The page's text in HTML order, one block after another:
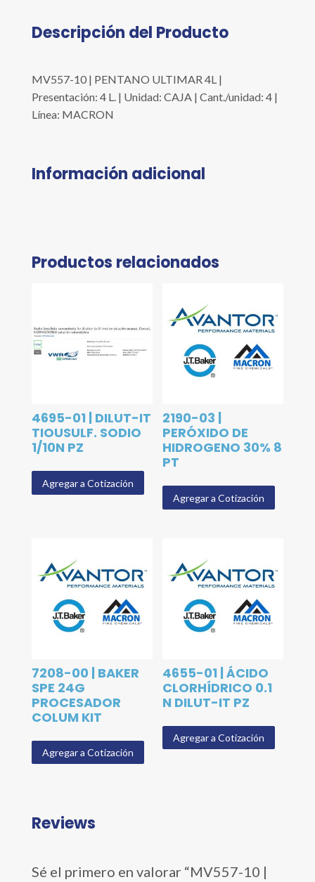
Descripción del Producto
MV557-10 | PENTANO ULTIMAR 4L |
Presentación: 4 L. | Unidad: CAJA | Cant./unidad: 4 |
Línea: MACRON
Información adicional
Productos relacionados
4695-01 | DILUT-IT
TIOUSULF. SODIO
1/10N PZ
Agregar a Cotización
2190-03 |
PERÓXIDO DE
HIDROGENO 30% 8
PT
Agregar a Cotización
7208-00 | BAKER
SPE 24G
PROCESADOR
COLUM KIT
Agregar a Cotización
4655-01 | ÁCIDO
CLORHÍDRICO 0.1
N DILUT-IT PZ
Agregar a Cotización
Reviews
Sé el primero en valorar “MV557-10 |